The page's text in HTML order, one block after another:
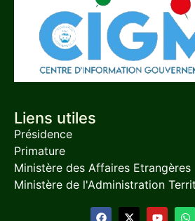
Liens utiles
Présidence
Primature
Ministère des Affaires Etrangères
Ministère de l'Administration